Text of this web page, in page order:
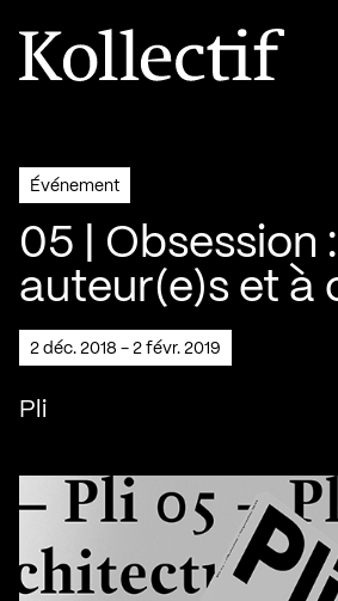
Aller à la page d'accueil
Logo Kollectif
Événement
05 | Obsession
auteur(e)s et à
2 déc. 2018 - 2 févr. 2019
Pli